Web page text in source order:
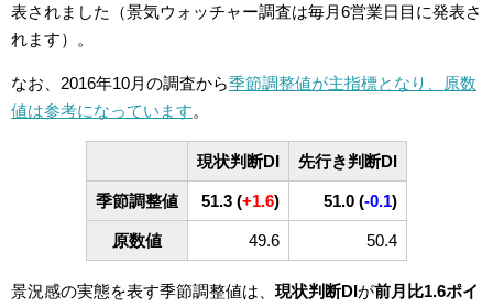
表されました（景気ウォッチャー調査は毎月6営業日目に発表さ
れます）。
なお、2016年10月の調査から季節調整値が主指標となり、原数
値は参考になっています。
現状判断DI 先行き判断DI
季節調整値 51.3 (+1.6) 51.0 (-0.1)
原数値 49.6 50.4
景況感の実態を表す季節調整値は、 現状判断DIが前月比1.6ポイ